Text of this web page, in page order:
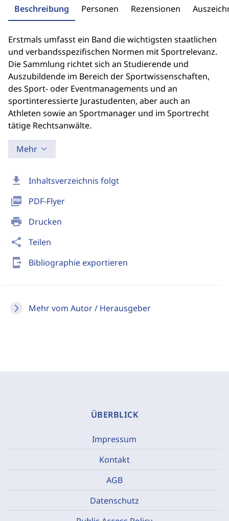
download Inhaltsverzeichnis folgt
picture_as_pdf PDF-Flyer
print Drucken
share Teilen
send_to_mobile Bibliographie exportieren
Mehr vom Autor / Herausgeber
Beschreibung Personen Rezensionen
Erstmals umfasst ein Band die wichtigsten staatlichen
und verbandsspezifischen Normen mit Sportrelevanz.
Die Sammlung richtet sich an Studierende und
Auszubildende im Bereich der Sportwissenschaften,
des Sport- oder Eventmanagements und an
sportinteressierte Jurastudenten, aber auch an
Athleten sowie an Sportmanager und im Sportrecht
tätige Rechtsanwälte.
Mehr
ÜBERBLICK
Impressum
Kontakt
AGB
Datenschutz